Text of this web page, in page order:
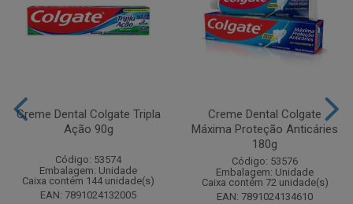
Creme Dental Colgate Tripla
Ação 90g
Código: 53574
Embalagem: Unidade
Caixa contém 144 unidade(s)
EAN: 7891024132005
Creme Dental Colgate
Máxima Proteção Anticáries
180g
Código: 53576
Embalagem: Unidade
Caixa contém 72 unidade(s)
EAN: 7891024134610